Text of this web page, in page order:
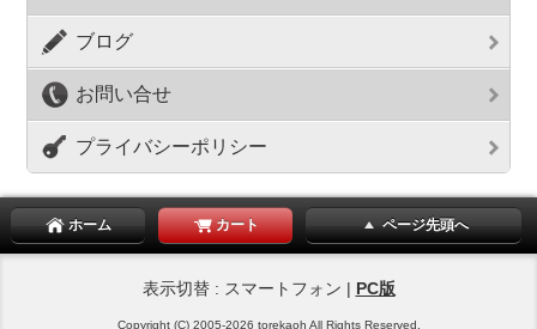
ブログ
お問い合せ
プライバシーポリシー
ホーム カート ページ先頭へ
表示切替 : スマートフォン | PC版
Copyright (C) 2005-2026 torekaoh All Rights Reserved.